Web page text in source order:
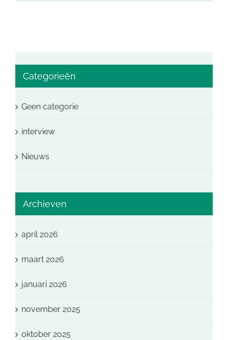
Categorieën
Geen categorie
interview
Nieuws
Archieven
april 2026
maart 2026
januari 2026
november 2025
oktober 2025